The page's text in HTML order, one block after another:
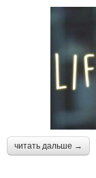
читать дальше →